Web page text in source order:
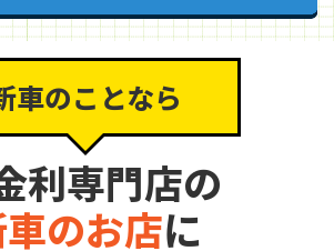
車のことなら
利専門店の
のお店に